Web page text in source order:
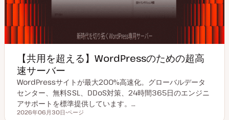
【共用を超える】WordPressのための超高
速サーバー
WordPressサイトが最大200%高速化。グローバルデータ
センター、無料SSL、DDoS対策、24時間365日のエンジニ
アサポートを標準提供しています。…
更新日
2026年06月30日 ページ